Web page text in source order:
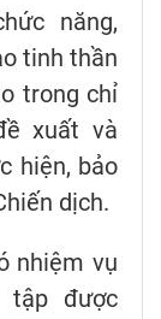
năng,
tinh thần
trong chỉ
xuất và
hiện, bảo
dịch.
nhiệm vụ
được